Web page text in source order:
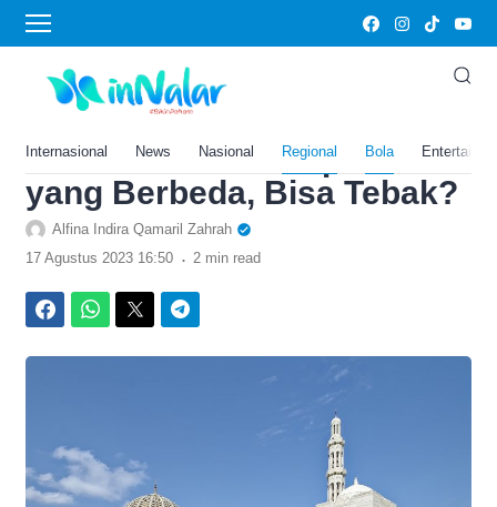
Internasional News Nasional Regional Bola
Home›Bola
Unik! Berdiri Sejak 2020,
Masjid di Kalimantan Utara
Ini Memiliki Penampakan
yang Berbeda, Bisa Tebak?
Alfina Indira Qamaril Zahrah
17 Agustus 2023 16:50 . 2 min read